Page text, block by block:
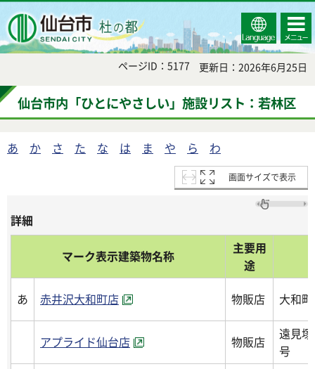
Select
Language
コンテ
ンツメ
ニュー
ページID：5177 更新日：2026年6月25日
仙台市内「ひとにやさしい」施設リスト：若林区
あ か さ た な は ま や ら わ
画面サイズで表示
詳細
マーク表示建築物名称
主要用
途
あ
赤井沢大和町店 物販店 大和
アプライド仙台店 物販店
遠見
号